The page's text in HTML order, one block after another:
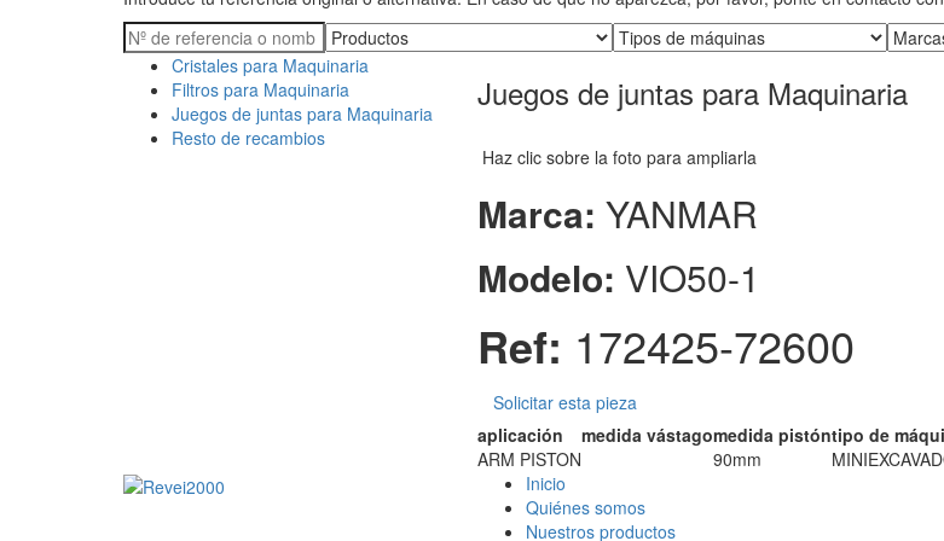
Cristales para Maquinaria
Filtros para Maquinaria
Juegos de juntas para Maquinaria
Resto de recambios
Juegos de juntas para Maquinaria
Haz clic sobre la foto para ampliarla
Marca: YANMAR
Modelo: VIO50-1
Ref: 172425-72600
Solicitar esta pieza
aplicación
medida vástagomedida pistóntipo de
ARM PISTON
90mm
Inicio
Quiénes somos
Nuestros productos